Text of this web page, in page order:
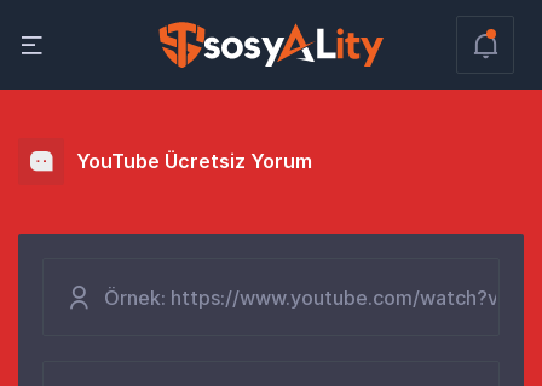
YouTube Ücretsiz Yorum